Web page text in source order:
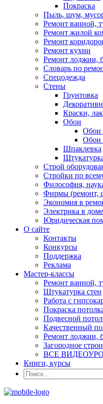
Покраска
Пыль, шум,
Ремонт ванной,
Ремонт жилой
Ремонт
Ремонт кухни
Ремонт лоджии,
Словарь по
Спецодежда
Стены
Грунтовка
Краски,
Обои
Обои
Обои
Шпаклевка
Строй
Стройки по
Философия,
Фирмы (ремонт,
Экономия в
Электрика в доме
Юридическая
О сайте
Контакты
Конкурсы
Поддержка
Реклама
Мастер-классы
Ремонт ванной,
Штукатурка стен
Работа с
Покраска
Подвесной
Качественный
Ремонт лоджии,
Загородное
ВСЕ
Книги, курсы